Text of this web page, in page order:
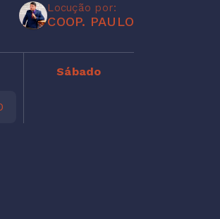
Locução por:
COOP. PAULO
Sábado